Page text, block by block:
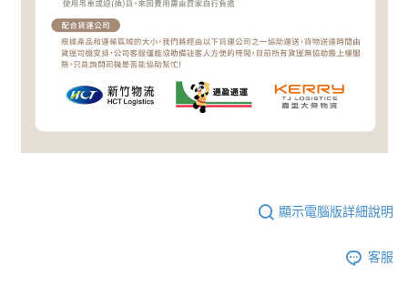
顯示電腦版詳細說明
客服